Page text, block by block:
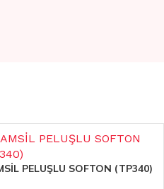
PELUŞLU SOFTON (TP340)